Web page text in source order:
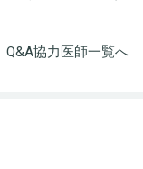
Q&A協力医師一覧へ